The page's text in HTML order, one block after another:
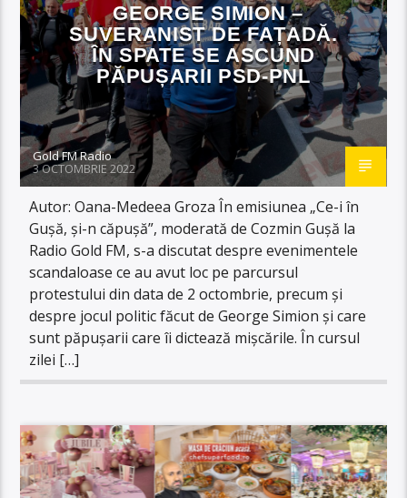
GEORGE SIMION –
SUVERANIST DE FAȚADĂ.
ÎN SPATE SE ASCUND
PĂPUȘARII PSD-PNL
Gold FM Radio
3 OCTOMBRIE 2022
Autor: Oana-Medeea Groza În emisiunea „Ce-i în
Gușă, și-n căpușă”, moderată de Cozmin Gușă la
Radio Gold FM, s-a discutat despre evenimentele
scandaloase ce au avut loc pe parcursul
protestului din data de 2 octombrie, precum și
despre jocul politic făcut de George Simion și care
sunt păpușarii care îi dictează mișcările. În cursul
zilei […]